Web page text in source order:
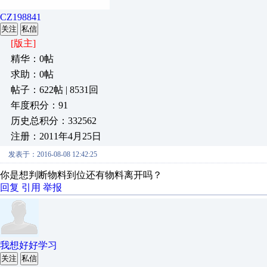
CZ198841
关注 私信
[版主]
精华：0帖
求助：0帖
帖子：622帖 | 8531回
年度积分：91
历史总积分：332562
注册：2011年4月25日
发表于：2016-08-08 12:42:25
你是想判断物料到位还有物料离开吗？
回复 引用 举报
我想好好学习
关注 私信